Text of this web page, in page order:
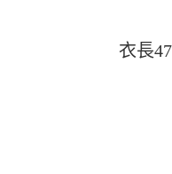
買賣價金債權讓與本公司後，
2.基於同意付款使用「大哥付
資料（包含姓名、電話或地址
由本公司與您本人進行分期帳
3.完整用戶服務條款，請詳閱以
購買商品的店家。未經商家同
※ 交易是否成功請以「AFTEE
https://
易，需依本服務之必要範圍內
每筆NT$45，滿NT$499(含
每筆NT$45，滿NT$499(含
衣長